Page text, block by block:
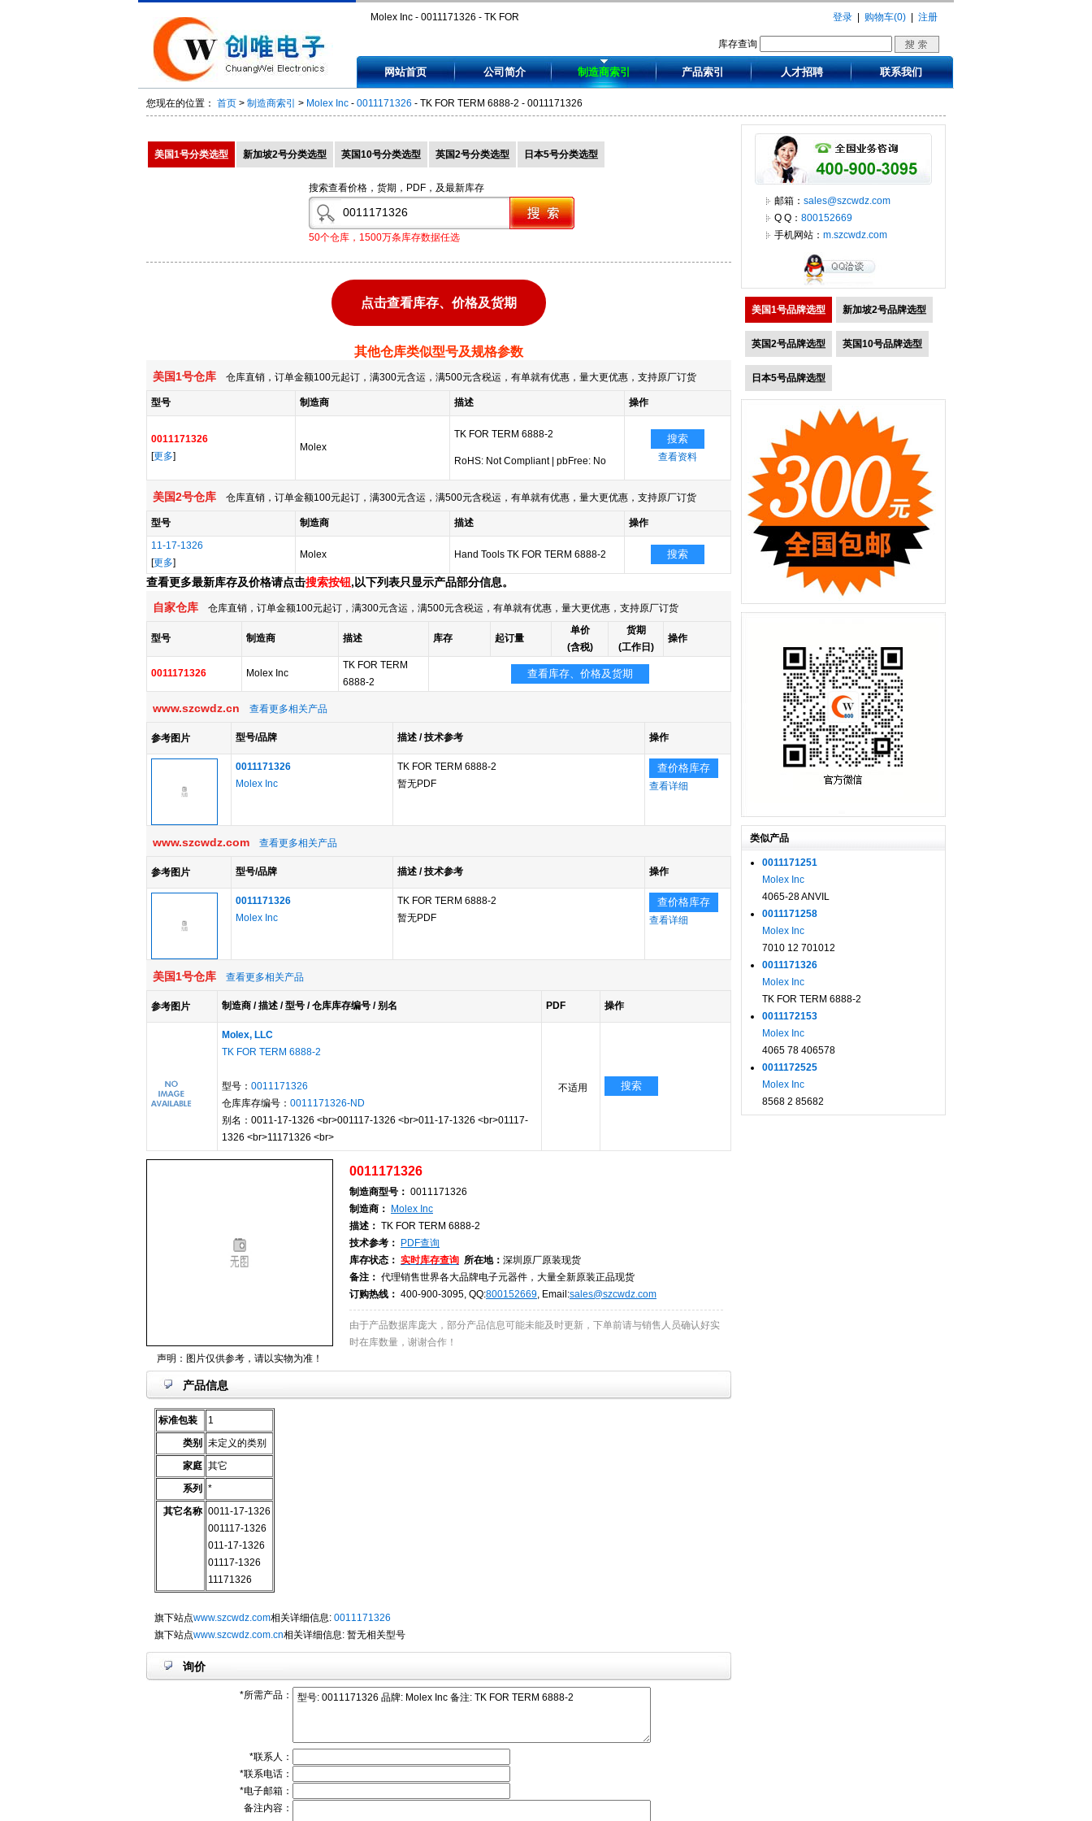
Molex Inc - 0011171326 - TK FOR 登录 购物车(0) 注册
库存查询
网站首页 公司简介 制造商索引 产品索引 人才招聘 联系我们
您现在的位置： 首页 > 制造商索引 > Molex Inc - 0011171326 - TK FOR TERM 6888-2 - 0011171326
美国1号分类选型 新加坡2号分类选型 英国10号分类选型 英国2号分类选型 日本5号分类选型
搜索查看价格，货期，PDF，及最新库存
50个仓库，1500万条库存数据任选
点击查看库存、价格及货期
其他仓库类似型号及规格参数
美国1号仓库 仓库直销，订单金额100元起订，满300元含运，满500元含税运，有单就有优惠，量大更优惠，支持原厂订货
型号 制造商 描述 操作
0011171326
[更多]
Molex
TK FOR TERM 6888-2
RoHS: Not Compliant pbFree: No
搜索
查看资料
美国2号仓库 仓库直销，订单金额100元起订，满300元含运，满500元含税运，有单就有优惠，量大更优惠，支持原厂订货
型号 制造商 描述
操作
11-17-1326
[更多]
Molex Hand Tools TK FOR TERM 6888-2 搜索
查看更多最新库存及价格请点击搜索按钮,以下列表只显示产品部分信息。
自家仓库 仓库直销，订单金额100元起订，满300元含运，满500元含税运，有单就有优惠，量大更优惠，支持原厂订货
型号 制造商 描述 库存 起订量
单价
(含税)
货期
(工作日)
操作
0011171326 Molex Inc
TK FOR TERM
6888-2
查看库存、价格及货期
www.szcwdz.cn 查看更多相关产品
参考图片 型号/品牌 描述 / 技术参考 操作
0011171326
Molex Inc
TK FOR TERM 6888-2
暂无PDF
查价格库存
查看详细
www.szcwdz.com 查看更多相关产品
参考图片 型号/品牌 描述 / 技术参考 操作
0011171326
Molex Inc
TK FOR TERM 6888-2
暂无PDF
查价格库存
查看详细
美国1号仓库 查看更多相关产品
参考图片 制造商 / 描述 / 型号 / 仓库库存编号 / 别名 PDF 操作
Molex, LLC
TK FOR TERM 6888-2
型号： 0011171326
仓库库存编号： 0011171326-ND
别名：0011-17-1326 <br>001117-1326 <br>011-17-1326 <br>01117-
1326 <br>11171326 <br>
不适用 搜索
声明：图片仅供参考，请以实物为准！
0011171326
制造商型号： 0011171326
制造商：
Molex Inc
描述： TK FOR TERM 6888-2
技术参考：
PDF查询
库存状态： 实时库存查询 所在地： 深圳原厂原装现货
备注： 代理销售世界各大品牌电子元器件，大量全新原装正品现货
订购热线： 400-900-3095, QQ:800152669, Email:sales@szcwdz.com
由于产品数据库庞大，部分产品信息可能未能及时更新，下单前请与销售人员确认好实
时在库数量，谢谢合作！
产品信息
标准包装
1
类别
未定义的类别
家庭 其它
系列
*
其它名称 0011-17-1326
001117-1326
011-17-1326
01117-1326
11171326
旗下站点www.szcwdz.com相关详细信息: 0011171326
旗下站点www.szcwdz.com.cn相关详细信息: 暂无相关型号
询价
*所需产品：
*联系人：
*联系电话：
*电子邮箱：
备注内容：
邮箱： sales@szcwdz.com
Q Q： 800152669
手机网站： m.szcwdz.com
美国1号品牌选型 新加坡2号品牌选型
英国2号品牌选型 英国10号品牌选型
日本5号品牌选型
类似产品
0011171251
Molex Inc
4065-28 ANVIL
0011171258
Molex Inc
7010 12 701012
0011171326
Molex Inc
TK FOR TERM 6888-2
0011172153
Molex Inc
4065 78 406578
0011172525
Molex Inc
8568 2 85682